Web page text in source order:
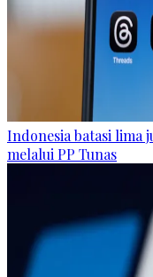
Indonesia batasi lima
melalui PP Tunas